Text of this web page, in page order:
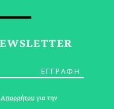
Απορρήτου για την